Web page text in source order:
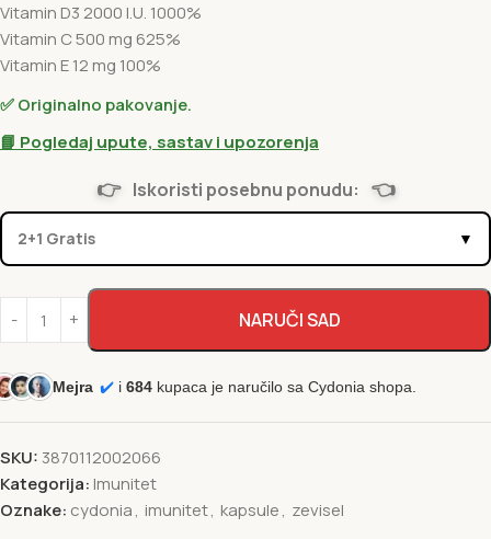
Vitamin D3 2000 I.U. 1000%
Vitamin C 500 mg 625%
Vitamin E 12 mg 100%
✅ Originalno pakovanje.
📘 Pogledaj upute, sastav i upozorenja
👉 Iskoristi posebnu ponudu: 👈
2+1 Gratis ▼
NARUČI SAD
Mejra ✔️ i 684 kupaca je naručilo sa Cydonia shopa.
SKU: 3870112002066
Kategorija: Imunitet
Oznake: cydonia, imunitet, kapsule, zevisel